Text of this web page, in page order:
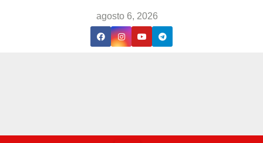
agosto 6, 2026